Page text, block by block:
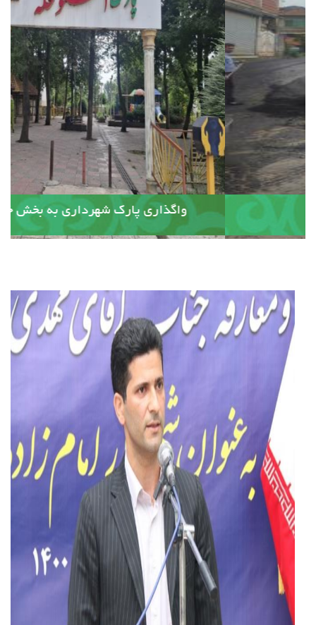
آسفالت کوچه وصال ۲۰